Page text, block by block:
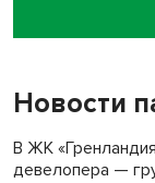
Новосибирский
пенсионерки на
Новости
В ЖК
девелопера —